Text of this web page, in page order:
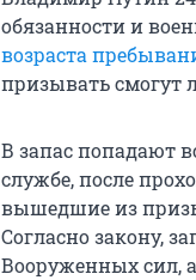
обязанности и
возраста
призывать смогут
В запас попадают
службе, после
вышедшие из
Согласно закону,
Вооруженных сил,